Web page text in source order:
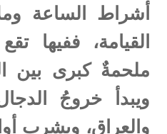
أشراط الساعة
القيامة، ففيها
ملحمةٌ كبرى بين
ويبدأ خروجُ
والعراق، ويشرب